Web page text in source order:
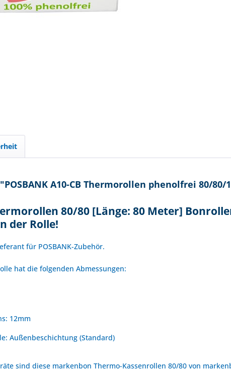
A10-CB Thermorollen phenolfrei 80/80/
80/80 [Länge: 80 Meter]
der Rolle!
für POSBANK-Zubehör.
hat die folgenden Abmessungen:
12mm
Außenbeschichtung (Standard)
sind diese markenbon Thermo-Kassenrollen 80/80 von